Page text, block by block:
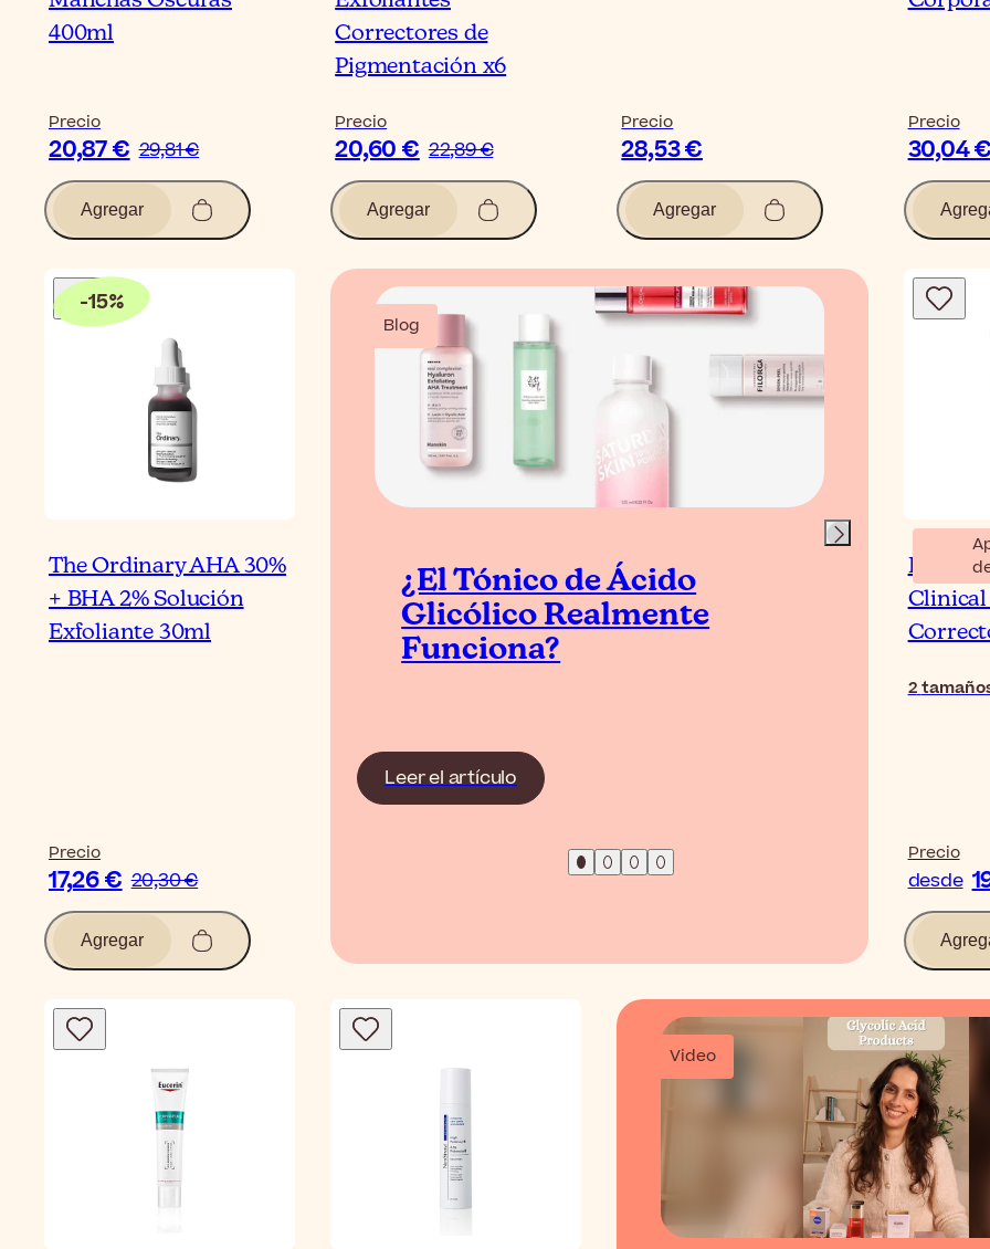
400ml
Precio
20,87 € 29,81 €
Agregar
Correctores de
Pigmentación x6
Precio
20,60 € 22,89 €
Agregar
Precio
28,53 €
Agregar
Precio
30,04
-15%
The Ordinary AHA 30%
+ BHA 2% Solución
Exfoliante 30ml
Precio
17,26 € 20,30 €
Agregar
Blog
¿El Tónico de Ácido
Glicólico Realmente
Funciona?
Leer el artículo
Blog
Eucerin
2
Precio
desde
Video